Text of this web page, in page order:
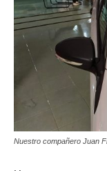
Nuestro compañero Juan